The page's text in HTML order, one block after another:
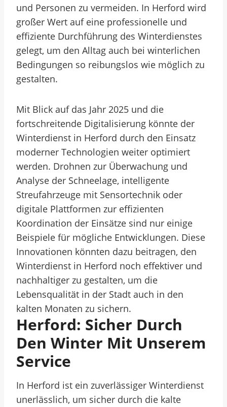
und Personen zu vermeiden. In Herford wird
großer Wert auf eine professionelle und
effiziente Durchführung des Winterdienstes
gelegt, um den Alltag auch bei winterlichen
Bedingungen so reibungslos wie möglich zu
gestalten.
Mit Blick auf das Jahr 2025 und die
fortschreitende Digitalisierung könnte der
Winterdienst in Herford durch den Einsatz
moderner Technologien weiter optimiert
werden. Drohnen zur Überwachung und
Analyse der Schneelage, intelligente
Streufahrzeuge mit Sensortechnik oder
digitale Plattformen zur effizienten
Koordination der Einsätze sind nur einige
Beispiele für mögliche Entwicklungen. Diese
Innovationen könnten dazu beitragen, den
Winterdienst in Herford noch effektiver und
nachhaltiger zu gestalten, um die
Lebensqualität in der Stadt auch in den
kalten Monaten zu sichern.
Herford: Sicher Durch
Den Winter Mit Unserem
Service
In Herford ist ein zuverlässiger Winterdienst
unerlässlich, um sicher durch die kalte